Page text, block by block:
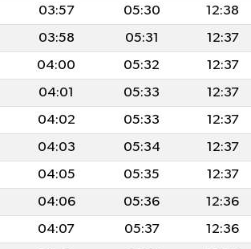
03:57 05:30 12:38
03:58 05:31 12:37
04:00 05:32 12:37
04:01 05:33 12:37
04:02 05:33 12:37
04:03 05:34 12:37
04:05 05:35 12:37
04:06 05:36 12:36
04:07 05:37 12:36